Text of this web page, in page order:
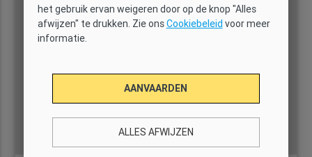
het gebruik ervan weigeren door op de knop "Alles
afwijzen" te drukken. Zie onsCookiebeleid voor meer
informatie.
AANVAARDEN
ALLES AFWIJZEN